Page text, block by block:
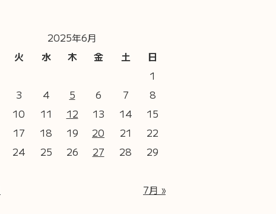
2025年6月
火 水 木 金 土 日
7月 »
1
3 4 5 6 7
8
10 11 12 13 14
15
17 18 19 20 21
22
24 25 26 27 28
29